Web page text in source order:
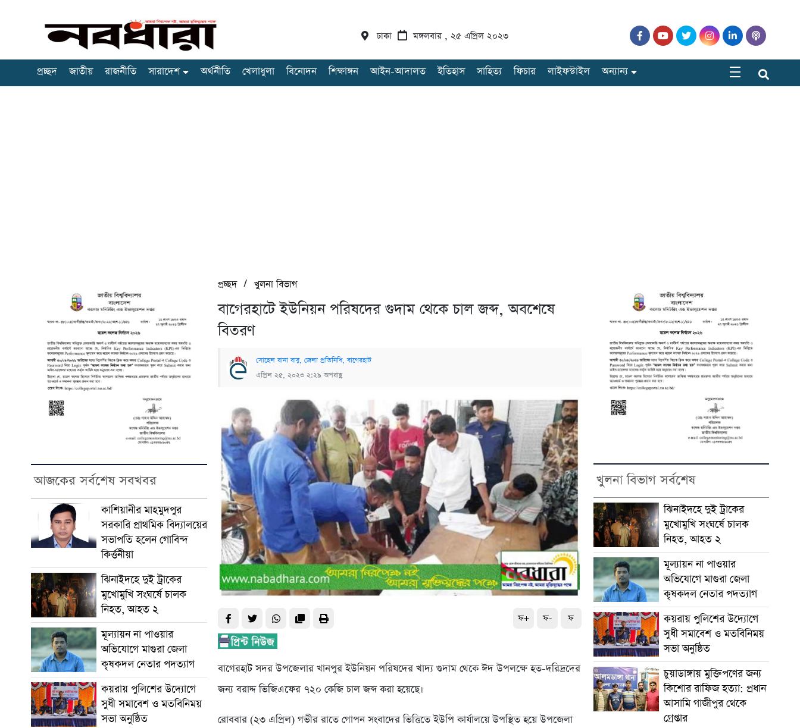
ঢাকা মঙ্গলবার , ২৫ এপ্রিল ২০২৩
প্রচ্ছদ জাতীয় রাজনীতি সারাদেশ অর্থনীতি খেলাধুলা বিনোদন শিক্ষাঙ্গন আইন-আদালত ইতিহাস সাহিত্য ফিচার লাইফস্টাইল অন্যান্য
আজকের সর্বশেষ সবখবর
কাশিয়ানীর মাহমুদপুর
সরকারি প্রাথমিক বিদ্যালয়ের
সভাপতি হলেন গোবিন্দ
কির্ত্তনীয়া
ঝিনাইদহে দুই ট্রাকের
মুখোমুখি সংঘর্ষে চালক
নিহত, আহত ২
মূল্যায়ন না পাওয়ার
অভিযোগে মাগুরা জেলা
কৃষকদল নেতার পদত্যাগ
কয়রায় পুলিশের উদ্যোগে
সুধী সমাবেশ ও মতবিনিময়
সভা অনুষ্ঠিত
প্রচ্ছদ/খুলনা বিভাগ
বাগেরহাটে ইউনিয়ন পরিষদের গুদাম থেকে চাল জব্দ, অবশেষে
বিতরণ
সোহেল রানা বাবু, জেলা প্রতিনিধি, বাগেরহাট
এপ্রিল ২৫, ২০২৩ ২:২৯ অপরাহ্ণ
ফ+ ফ- ফ
বাগেরহাট সদর উপজেলার খানপুর ইউনিয়ন পরিষদের খাদ্য গুদাম থেকে ঈদ উপলক্ষে হত-দরিদ্রদের
জন্য বরাদ্দ ভিজিএফের ৭২০ কেজি চাল জব্দ করা হয়েছে।
রোববার (২৩ এপ্রিল) গভীর রাতে গোপন সংবাদের ভিত্তিতে ইউপি কার্যালয়ে উপস্থিত হয়ে উপজেলা
খুলনা বিভাগ সর্বশেষ
ঝিনাইদহে দুই ট্রাকের
মুখোমুখি সংঘর্ষে চালক
নিহত, আহত ২
মূল্যায়ন না পাওয়ার
অভিযোগে মাগুরা জেলা
কৃষকদল নেতার পদত্যাগ
কয়রায় পুলিশের উদ্যোগে
সুধী সমাবেশ ও মতবিনিময়
সভা অনুষ্ঠিত
চুয়াডাঙ্গায় মুক্তিপণের জন্য
কিশোর রাফিজ হত্যা: প্রধান
আসামি গাজীপুর থেকে
গ্রেপ্তার